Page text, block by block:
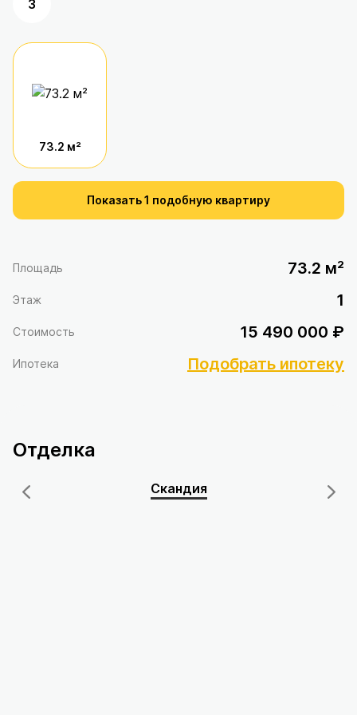
3
73.2 м²
Показать 1 подобную квартиру
Площадь 73.2 м²
Этаж 1
Стоимость 15 490 000 ₽
Ипотека Подобрать ипотеку
Отделка
Скандия